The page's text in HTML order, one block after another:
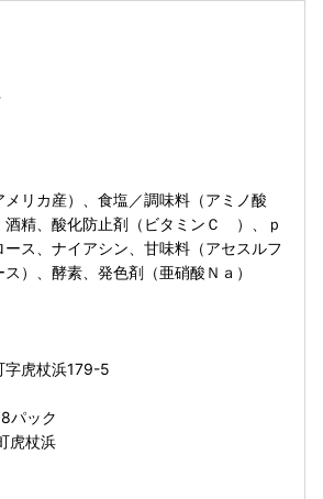
リカ産）、食塩／調味料（アミノ酸
酒精、酸化防止剤（ビタミンＣ ）、ｐ
ース、ナイアシン、甘味料（アセスルフ
）、酵素、発色剤（亜硝酸Ｎａ）
字虎杖浜179-5
パック
虎杖浜